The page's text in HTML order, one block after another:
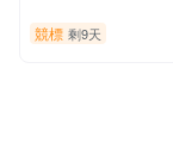
競標 剩9天